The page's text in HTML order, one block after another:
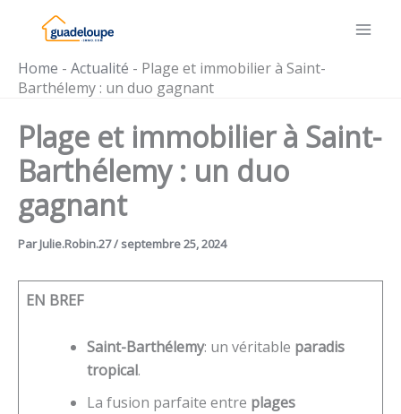
Home - Actualité - Plage et immobilier à Saint-
Barthélemy : un duo gagnant
Plage et immobilier à Saint-
Barthélemy : un duo
gagnant
ParJulie.Robin.27/ septembre 25, 2024
EN BREF
Saint-Barthélemy: un véritable paradis
tropical.
La fusion parfaite entre plages